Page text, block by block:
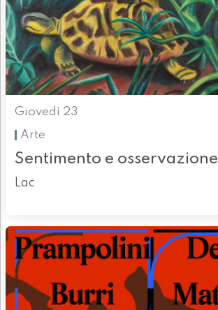
Giovedì 23
Arte
Sentimento e osservazione
Lac